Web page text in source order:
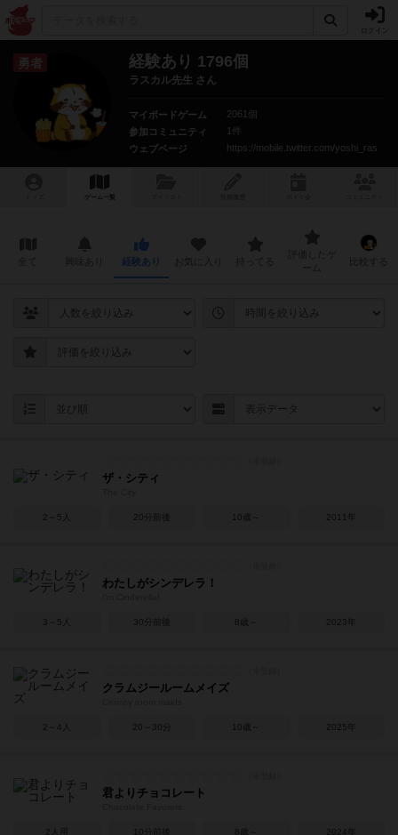
勇者 経験あり 1796個
ラスカル先生 さん
マイボードゲーム
2061個
参加コミュニティ
1件
ウェブページ
https://mobile.twitter.com/yoshi_ras
ゲーム一覧
経験あり
ザ・シティ
2～5人 20分前後 10歳～ 2011年
わたしがシンデレラ！
3～5人 30分前後 8歳～ 2023年
クラムジールームメイズ
2～4人 20～30分 10歳～ 2025年
君よりチョコレート
2人用 10分前後 8歳～ 2024年